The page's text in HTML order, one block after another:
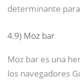
determinante
4.9) Moz bar
Moz bar es una
los navegadores